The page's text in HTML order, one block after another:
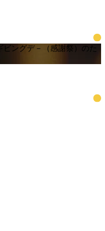
ングデ－（感謝祭）のた